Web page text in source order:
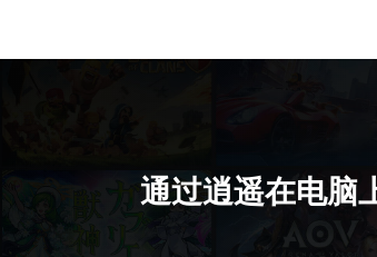
通过逍遥在电脑